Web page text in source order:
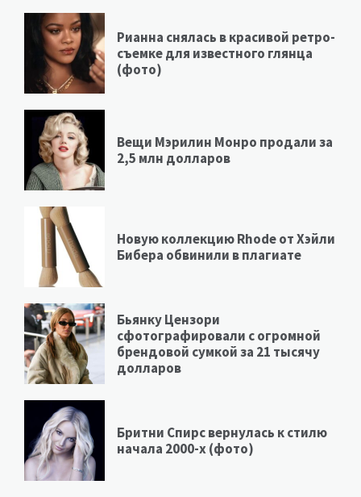
Рианна снялась в красивой ретро-
съемке для известного глянца
(фото)
Вещи Мэрилин Монро продали за
2,5 млн долларов
Новую коллекцию Rhode от Хэйли
Бибера обвинили в плагиате
Бьянку Цензори
сфотографировали с огромной
брендовой сумкой за 21 тысячу
долларов
Бритни Спирс вернулась к стилю
начала 2000-х (фото)